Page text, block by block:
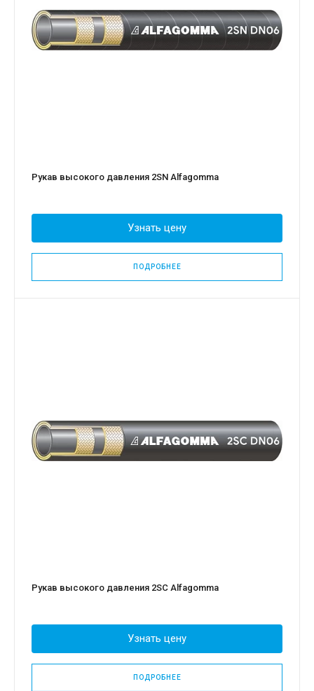
Рукав высокого давления 2SN Alfagomma
Узнать цену
ПОДРОБНЕЕ
Рукав высокого давления 2SC Alfagomma
Узнать цену
ПОДРОБНЕЕ